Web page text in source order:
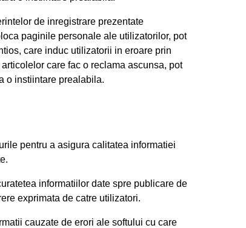
de inregistrare prezentate
paginile personale ale utilizatorilor, pot
care induc utilizatorii in eroare prin
care fac o reclama ascunsa, pot
o instiintare prealabila.
pentru a asigura calitatea informatiei
informatiilor date spre publicare de
exprimata de catre utilizatori.
cauzate de erori ale softului cu care